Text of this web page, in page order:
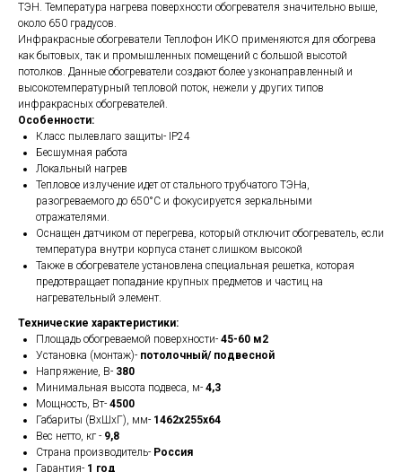
ТЭН. Температура нагрева поверхности обогревателя значительно выше,
около 650 градусов.
Инфракрасные обогреватели Теплофон ИКО применяются для обогрева
как бытовых, так и промышленных помещений с большой высотой
потолков. Данные обогреватели создают более узконаправленный и
высокотемпературный тепловой поток, нежели у других типов
инфракрасных обогревателей.
Особенности:
Класс пылевлаго защиты- IP24
Бесшумная работа
Локальный нагрев
Тепловое излучение идет от стального трубчатого ТЭНа,
разогреваемого до 650°С и фокусируется зеркальными
отражателями.
Оснащен датчиком от перегрева, который отключит обогреватель, если
температура внутри корпуса станет слишком высокой
Также в обогревателе установлена специальная решетка, которая
предотвращает попадание крупных предметов и частиц на
нагревательный элемент.
Технические характеристики:
Площадь обогреваемой поверхности- 45-60 м2
Установка (монтаж)- потолочный/ подвесной
Напряжение, В- 380
Минимальная высота подвеса, м- 4,3
Мощность, Вт- 4500
Габариты (ВхШхГ), мм- 1462х255х64
Вес нетто, кг - 9,8
Страна производитель- Россия
Гарантия- 1 год